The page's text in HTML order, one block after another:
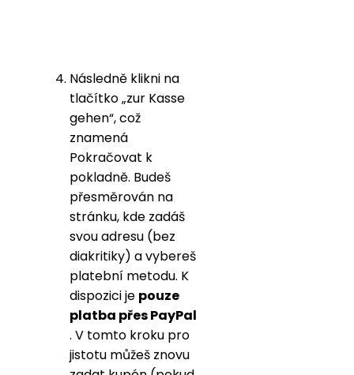
Následně klikni na
tlačítko „zur Kasse
gehen“, což
znamená
Pokračovat k
pokladně. Budeš
přesměrován na
stránku, kde zadáš
svou adresu (bez
diakritiky) a vybereš
platební metodu. K
dispozici je pouze
platba přes PayPal
. V tomto kroku pro
jistotu můžeš znovu